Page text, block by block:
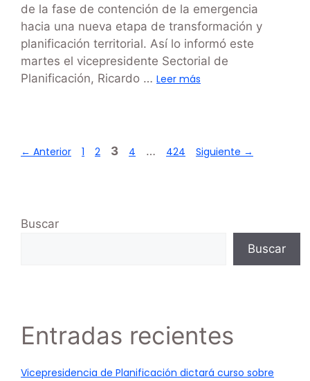
de la fase de contención de la emergencia
hacia una nueva etapa de transformación y
planificación territorial. Así lo informó este
martes el vicepresidente Sectorial de
Planificación, Ricardo … Leer más
← Anterior 1 2 3 4 … 424 Siguiente →
Buscar
Buscar
Entradas recientes
Vicepresidencia de Planificación dictará curso sobre